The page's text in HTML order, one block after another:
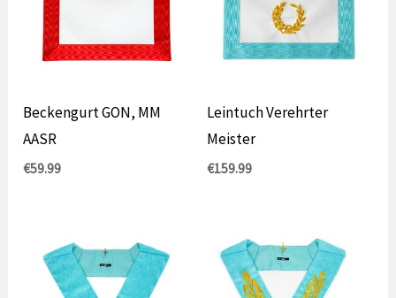
Beckengurt GON, MM
AASR
€59.99
Leintuch Verehrter
Meister
€159.99